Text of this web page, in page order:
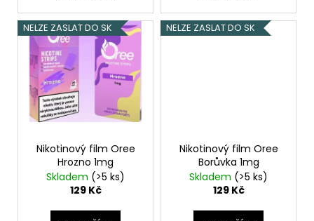
NELZE ZASLAT DO SK
Nikotinový film Oree
Hrozno 1mg
Skladem (>5 ks)
129 Kč
NELZE ZASLAT DO SK
Nikotinový film Oree
Borůvka 1mg
Skladem (>5 ks)
129 Kč